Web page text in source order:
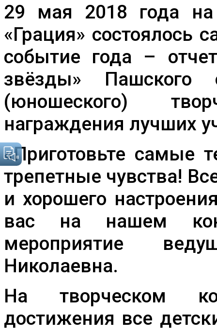
29 мая 2018 года на
«Грация» состоялось
событие года –
звёзды» Пашского
(юношеского)
награждения лучших
«Приготовьте самые
трепетные чувства!
и хорошего
вас на нашем
мероприятие
Николаевна.
На творческом
достижения все